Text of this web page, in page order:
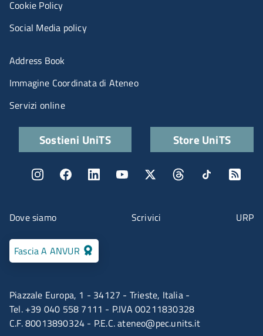
Piazzale Europa, 1 - 34127 - Trieste, Italia -
Tel. +39 040 558 7111 - P.IVA 00211830328
C.F. 80013890324 - P.E.C.ateneo@pec.units.it
Fascia A ANVUR
Menu contatti
Dove siamo Scrivici URP
Cookie Policy
Social Media policy
Menu portale
Address Book
Immagine Coordinata di Ateneo
Servizi online
Quick links
Sostieni UniTS Store UniTS
Menu social